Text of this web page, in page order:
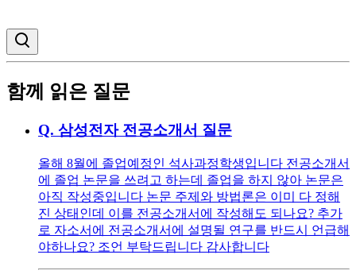
함께 읽은 질문
Q. 삼성전자 전공소개서 질문
올해 8월에 졸업예정인 석사과정학생입니다 전공소개서
에 졸업 논문을 쓰려고 하는데 졸업을 하지 않아 논문은
아직 작성중입니다 논문 주제와 방법론은 이미 다 정해
진 상태인데 이를 전공소개서에 작성해도 되나요? 추가
로 자소서에 전공소개서에 설명될 연구를 반드시 언급해
야하나요? 조언 부탁드립니다 감사합니다